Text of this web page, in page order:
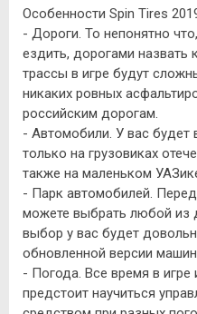
Особенности Spin Tires
- Дороги. То непонятно
ездить, дорогами назвать
трассы в игре будут
никаких ровных
российским дорогам.
- Автомобили. У вас будет
только на грузовиках
также на маленьком
- Парк автомобилей.
можете выбрать любой из
выбор у вас будет
обновленной версии
- Погода. Все время в
предстоит научиться